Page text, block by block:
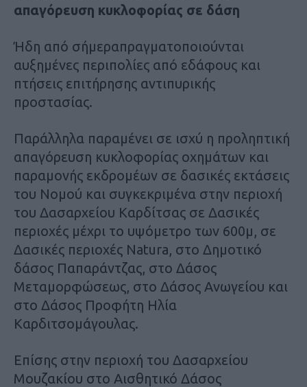
απαγόρευση κυκλοφορίας σε δάση
Ήδη από σήμεραπραγματοποιούνται
αυξημένες περιπολίες από εδάφους και
πτήσεις επιτήρησης αντιπυρικής
προστασίας.
Παράλληλα παραμένει σε ισχύ η προληπτική
απαγόρευση κυκλοφορίας οχημάτων και
παραμονής εκδρομέων σε δασικές εκτάσεις
του Νομού και συγκεκριμένα στην περιοχή
του Δασαρχείου Καρδίτσας σε Δασικές
περιοχές μέχρι το υψόμετρο των 600μ, σε
Δασικές περιοχές Natura, στο Δημοτικό
δάσος Παπαράντζας, στο Δάσος
Μεταμορφώσεως, στο Δάσος Ανωγείου και
στο Δάσος Προφήτη Ηλία
Καρδιτσομάγουλας.
Επίσης στην περιοχή του Δασαρχείου
Μουζακίου στο Αισθητικό Δάσος